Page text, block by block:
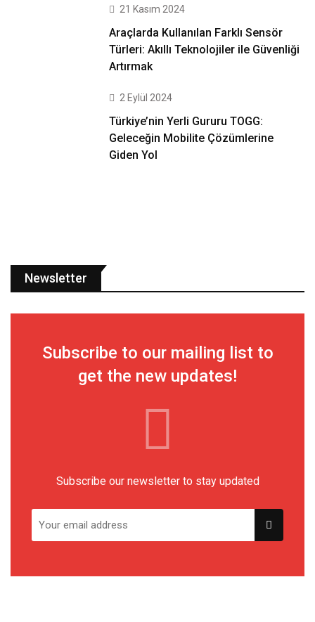
21 Kasım 2024
Araçlarda Kullanılan Farklı Sensör
Türleri: Akıllı Teknolojiler ile Güvenliği
Artırmak
2 Eylül 2024
Türkiye’nin Yerli Gururu TOGG:
Geleceğin Mobilite Çözümlerine
Giden Yol
Newsletter
Subscribe to our mailing list to
get the new updates!
Subscribe our newsletter to stay updated